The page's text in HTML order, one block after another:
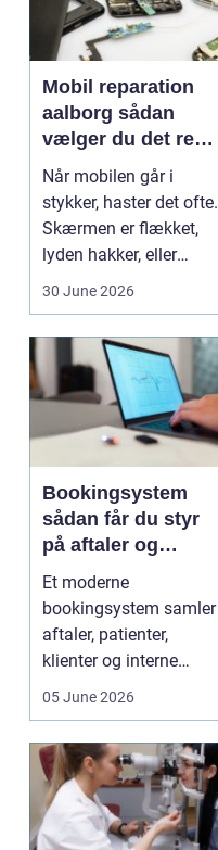
Mobil reparation
aalborg sådan
vælger du det rette
værksted
Når mobilen går i
stykker, haster det ofte.
Skærmen er flækket,
lyden hakker, eller
batteriet løber ...
30 June 2026
Bookingsystem
sådan får du styr
på aftaler og
arbejdsgange
Et moderne
bookingsystem samler
aftaler, patienter,
klienter og interne
arbejdsgange ét sted. I
05 June 2026